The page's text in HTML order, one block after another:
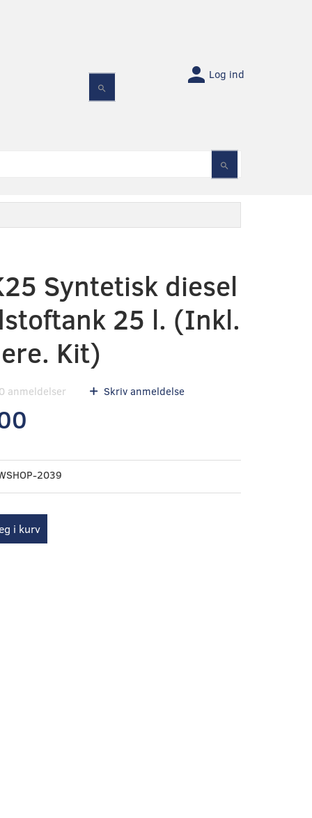
Log ind
Syntetisk diesel
25 l. (Inkl.
Kit)
anmeldelser Skriv anmeldelse
2039
i kurv